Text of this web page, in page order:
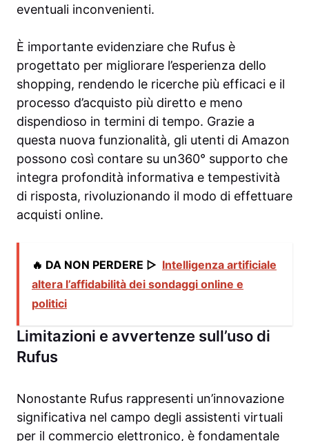
eventuali inconvenienti.
È importante evidenziare che Rufus è
progettato per migliorare l’esperienza dello
shopping, rendendo le ricerche più efficaci e il
processo d’acquisto più diretto e meno
dispendioso in termini di tempo. Grazie a
questa nuova funzionalità, gli utenti di Amazon
possono così contare su un360° supporto che
integra profondità informativa e tempestività
di risposta, rivoluzionando il modo di effettuare
acquisti online.
🔥 DA NON PERDERE ▷ Intelligenza artificiale
altera l’affidabilità dei sondaggi online e
politici
Limitazioni e avvertenze sull’uso di
Rufus
Nonostante Rufus rappresenti un’innovazione
significativa nel campo degli assistenti virtuali
per il commercio elettronico, è fondamentale